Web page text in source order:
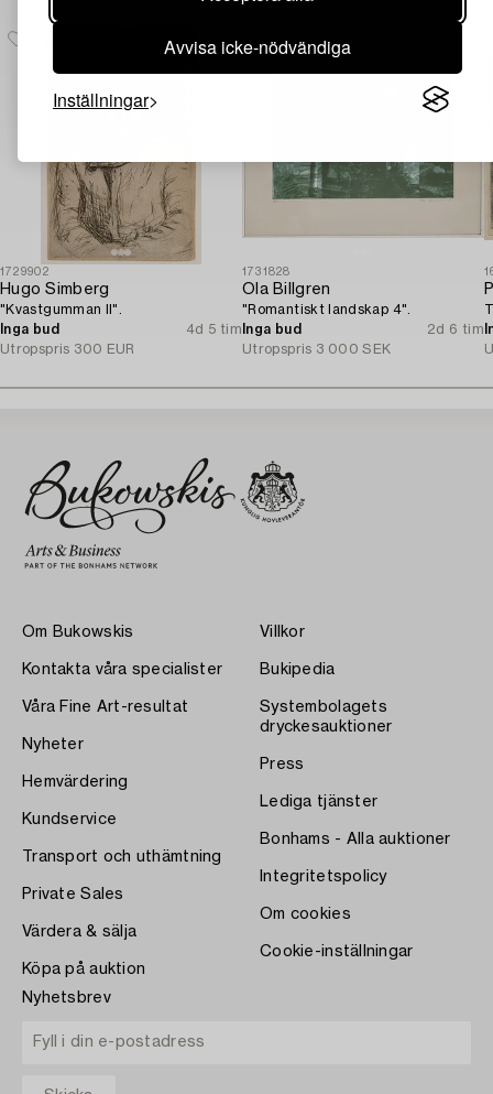
Avvisa icke-nödvändiga
Inställningar
1729902
Hugo Simberg
"Kvastgumman II".
Inga bud
4d 5 tim
Utropspris 300 EUR
1731828
Ola Billgren
"Romantiskt landskap 4".
Inga bud
2d 6 tim
Utropspris 3 000 SEK
Om Bukowskis
Kontakta våra specialister
Våra Fine Art-resultat
Nyheter
Hemvärdering
Kundservice
Transport och uthämtning
Private Sales
Värdera & sälja
Köpa på auktion
Villkor
Bukipedia
Systembolagets
dryckesauktioner
Press
Lediga tjänster
Bonhams - Alla auktioner
Integritetspolicy
Om cookies
Cookie-inställningar
Nyhetsbrev